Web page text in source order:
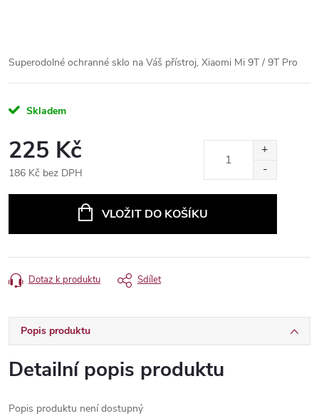
Superodolné ochranné sklo na Váš přístroj, Xiaomi Mi 9T / 9T Pro
Skladem
225 Kč
186 Kč bez DPH
VLOŽIT DO KOŠÍKU
Dotaz k produktu Sdílet
Popis produktu
Detailní popis produktu
Popis produktu není dostupný